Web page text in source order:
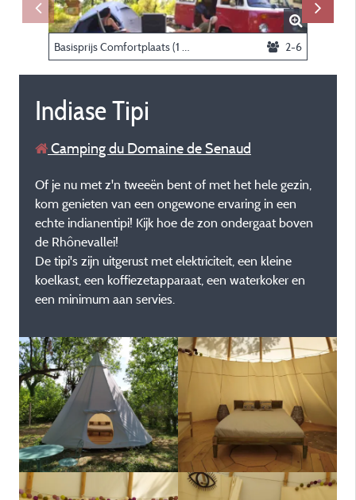
2-6
Indiase Tipi
Camping du Domaine de Senaud
Of je nu met z'n tweeën bent of met het hele gezin,
kom genieten van een ongewone ervaring in een
echte indianentipi! Kijk hoe de zon ondergaat boven
de Rhônevallei!
De tipi's zijn uitgerust met elektriciteit, een kleine
koelkast, een koffiezetapparaat, een waterkoker en
een minimum aan servies.